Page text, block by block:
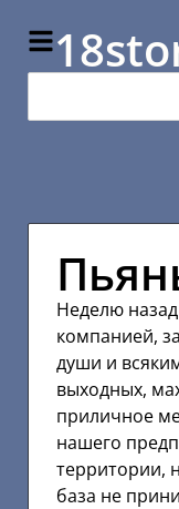
Неделю
компанией,
души и
выходных,
приличное
нашего
территории,
база не